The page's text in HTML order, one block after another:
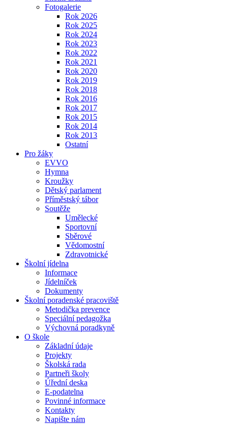
Fotogalerie
Rok 2026
Rok 2025
Rok 2024
Rok 2023
Rok 2022
Rok 2021
Rok 2020
Rok 2019
Rok 2018
Rok 2016
Rok 2017
Rok 2015
Rok 2014
Rok 2013
Ostatní
Pro žáky
EVVO
Hymna
Kroužky
Dětský parlament
Příměstský tábor
Soutěže
Umělecké
Sportovní
Sběrové
Vědomostní
Zdravotnické
Školní jídelna
Informace
Jídelníček
Dokumenty
Školní poradenské pracoviště
Metodička prevence
Speciální pedagožka
Výchovná poradkyně
O škole
Základní údaje
Projekty
Školská rada
Partneři školy
Úřední deska
E-podatelna
Povinné informace
Kontakty
Napište nám